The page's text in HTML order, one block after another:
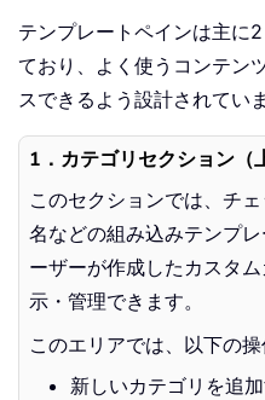
テンプレートペインは主に
ており、よく使うコンテン
スできるよう設計されていま
1．カテゴリセクション（
このセクションでは、チ
名などの組み込みテンプ
ーザーが作成したカスタ
示・管理できます。
このエリアでは、以下の操
新しいカテゴリを追